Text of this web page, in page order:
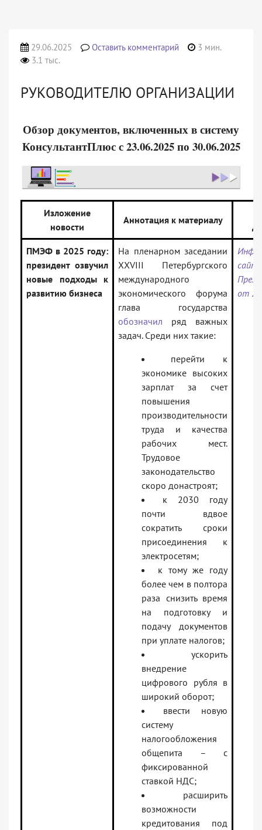
29.06.2025 Оставить комментарий
3 мин.
3.1 тыс.
РУКОВОДИТЕЛЮ ОРГАНИЗАЦИИ
Обзор документов, включенных в систему
КонсультантПлюс с 23.06.2025 по 30.06.2025
Изложение
новости
Аннотация к материалу
ПМЭФ в 2025 году:
президент озвучил
новые подходы к
развитию бизнеса
На пленарном заседании
XXVIII Петербургского
международного
экономического форума
глава государства
обозначил ряд важных
задач. Среди них такие:
перейти к
экономике высоких
зарплат за счет
повышения
производительности
труда и качества
рабочих мест.
Трудовое
законодательство
скоро донастроят;
к 2030 году
почти вдвое
сократить сроки
присоединения к
электросетям;
к тому же году
более чем в полтора
раза снизить время
на подготовку и
подачу документов
при уплате налогов;
ускорить
внедрение
цифрового рубля в
широкий оборот;
ввести новую
систему
налогообложения
общепита – с
фиксированной
ставкой НДС;
расширить
возможности
кредитования под
сайта
от